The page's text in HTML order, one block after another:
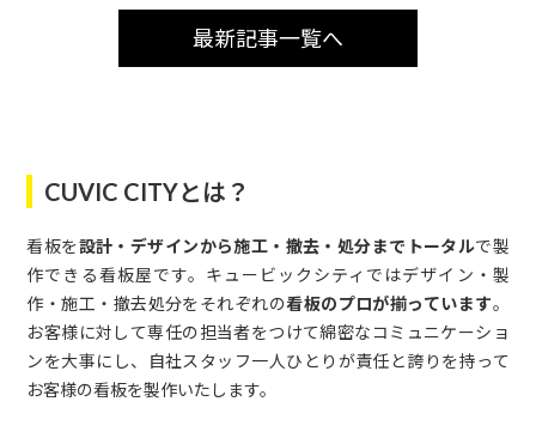
最新記事一覧へ
CUVIC CITYとは？
看板を設計・デザインから施工・撤去・処分までトータルで製
作できる看板屋です。キュービックシティではデザイン・製
作・施工・撤去処分をそれぞれの看板のプロが揃っています。
お客様に対して専任の担当者をつけて綿密なコミュニケーショ
ンを大事にし、自社スタッフ一人ひとりが責任と誇りを持って
お客様の看板を製作いたします。